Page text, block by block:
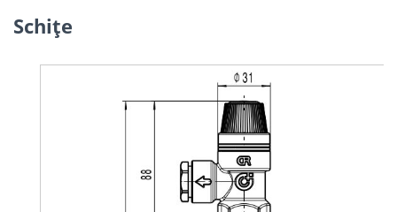
Schiţe